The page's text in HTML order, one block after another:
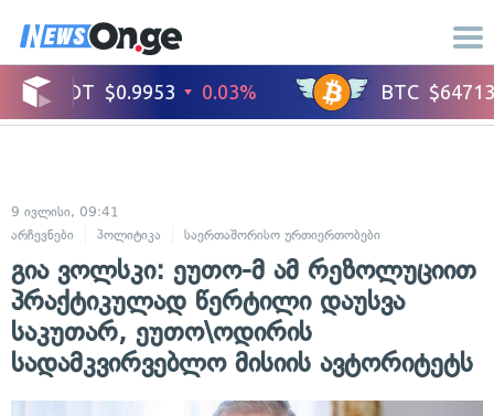
9 ივლისი, 09:41
არჩევნები
პოლიტიკა საერთაშორისო ურთიერთობები
გია ვოლსკი: ეუთო-მ ამ რეზოლუციით
პრაქტიკულად წერტილი დაუსვა
საკუთარ, ეუთო\ოდირის
სადამკვირვებლო მისიის ავტორიტეტს